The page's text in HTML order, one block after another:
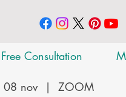
Consultation
08 nov
  |
ZOOM